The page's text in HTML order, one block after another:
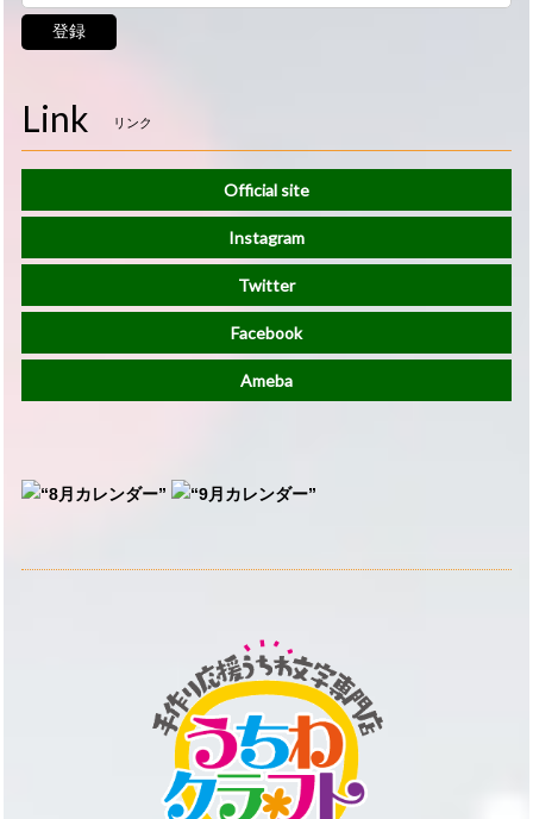
登録
Link リンク
Official site
Instagram
Twitter
Facebook
Ameba